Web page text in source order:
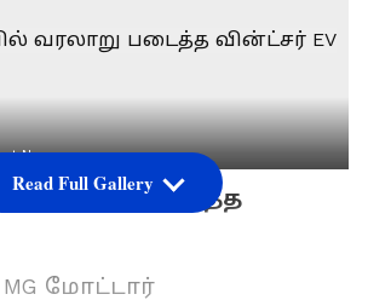
News
வரலாறு படைத்த
மோட்டார்
Read Full Gallery